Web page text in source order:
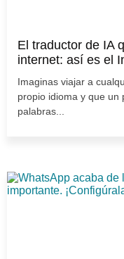
El traductor de IA
internet: así es el
Imaginas viajar a
propio idioma y que un
palabras...